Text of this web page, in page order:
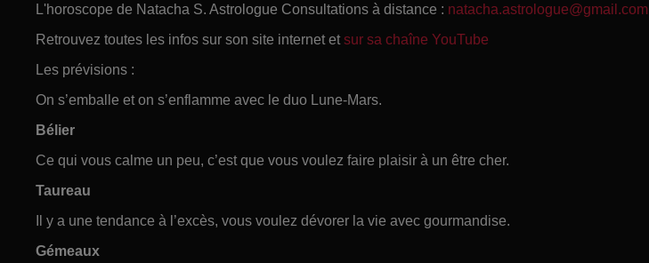
L'horoscope de Natacha S. Astrologue Consultations à distance : natacha.astrologue@gmail.com
Retrouvez toutes les infos sur son site internet et sur sa chaîne YouTube
Les prévisions :
On s’emballe et on s’enflamme avec le duo Lune-Mars.
Bélier
Ce qui vous calme un peu, c’est que vous voulez faire plaisir à un être cher.
Taureau
Il y a une tendance à l’excès, vous voulez dévorer la vie avec gourmandise.
Gémeaux